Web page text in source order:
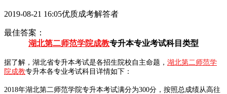
2019-08-21 16:05优质成考解答者
最佳答案：
湖北第二师范学院成教专升本专业考试科目类型
据了解，湖北省专升本考试是各招生院校自主命题， 湖北第二师范学
院成教专升本各专业考试科目详情如下：
2018年湖北第二师范学院专升本考试满分为300分，按照总成绩从高往